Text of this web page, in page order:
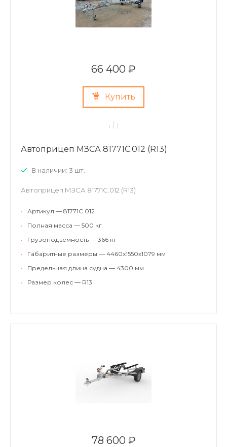
66 400 ₽
Купить
Автоприцеп МЗСА 81771С.012 (R13)
В наличии: 3 шт.
Автоприцеп МЗСА 81771С.012 (R13)
•
Артикул — 81771С.012
•
Полная масса — 500 кг
•
Грузоподъемность — 366 кг
•
Габаритные размеры — 4460х1550х1079 мм
•
Предельная длина судна — 4300 мм
•
Размер колес — R13
78 600 ₽